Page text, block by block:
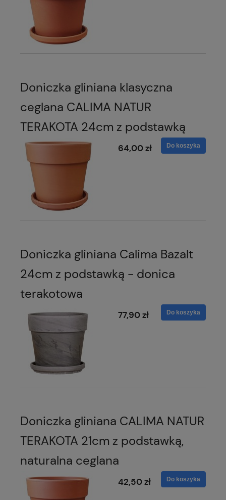
Doniczka gliniana klasyczna
ceglana CALIMA NATUR
TERAKOTA 24cm z podstawką
64,00 zł Do koszyka
Doniczka gliniana Calima Bazalt
24cm z podstawką - donica
terakotowa
77,90 zł Do koszyka
Doniczka gliniana CALIMA NATUR
TERAKOTA 21cm z podstawką,
naturalna ceglana
42,50 zł Do koszyka